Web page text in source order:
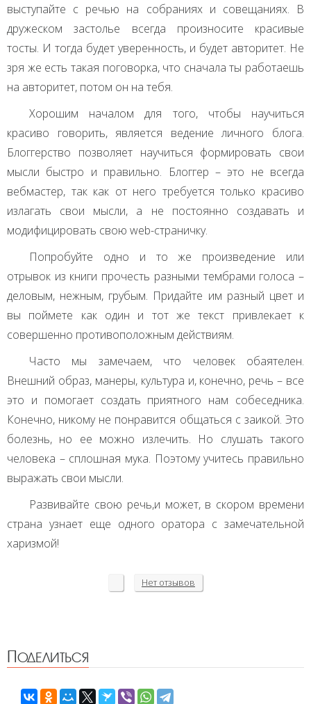
выступайте с речью на собраниях и совещаниях. В
дружеском застолье всегда произносите красивые
тосты. И тогда будет уверенность, и будет авторитет. Не
зря же есть такая поговорка, что сначала ты работаешь
на авторитет, потом он на тебя.
Хорошим началом для того, чтобы научиться
красиво говорить, является ведение личного блога.
Блоггерство позволяет научиться формировать свои
мысли быстро и правильно. Блоггер – это не всегда
вебмастер, так как от него требуется только красиво
излагать свои мысли, а не постоянно создавать и
модифицировать свою web-страничку.
Попробуйте одно и то же произведение или
отрывок из книги прочесть разными тембрами голоса –
деловым, нежным, грубым. Придайте им разный цвет и
вы поймете как один и тот же текст привлекает к
совершенно противоположным действиям.
Часто мы замечаем, что человек обаятелен.
Внешний образ, манеры, культура и, конечно, речь – все
это и помогает создать приятного нам собеседника.
Конечно, никому не понравится общаться с заикой. Это
болезнь, но ее можно излечить. Но слушать такого
человека – сплошная мука. Поэтому учитесь правильно
выражать свои мысли.
Развивайте свою речь,и может, в скором времени
страна узнает еще одного оратора с замечательной
харизмой!
Нет отзывов
Поделиться